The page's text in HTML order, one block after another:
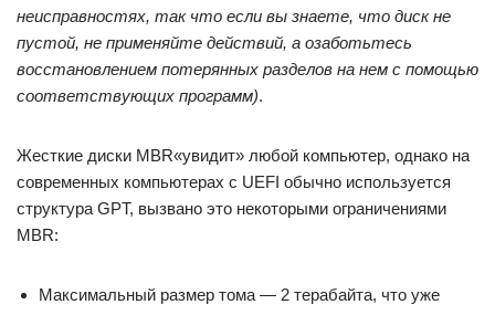
неисправностях, так что если вы знаете, что диск не
пустой, не применяйте действий, а озаботьтесь
восстановлением потерянных разделов на нем с помощью
соответствующих программ).
Жесткие диски MBR«увидит» любой компьютер, однако на
современных компьютерах с UEFI обычно используется
структура GPT, вызвано это некоторыми ограничениями
MBR:
Максимальный размер тома — 2 терабайта, что уже